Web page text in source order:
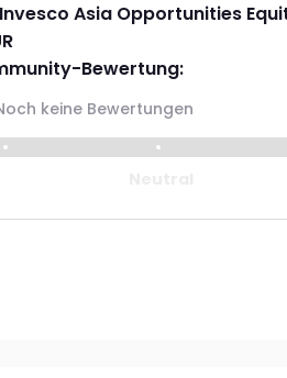
Asia Opportunities
Bewertung:
keine Bewertungen